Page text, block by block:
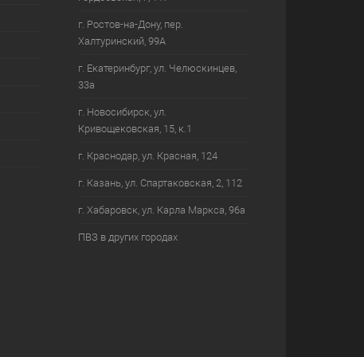
г. Ростов-на-Дону, пер.
Халтуринский, 99А
г. Екатеринбург, ул. Челюскинцев,
33а
г. Новосибирск, ул.
Кривощековская, 15, к.1
г. Краснодар, ул. Красная, 124
г. Казань, ул. Спартаковская, 2, 112
г. Хабаровск, ул. Карла Маркса, 96а
ПВЗ в других городах